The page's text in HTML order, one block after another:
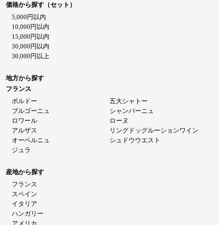
価格から探す（セット）
5,000円以内
10,000円以内
15,000円以内
30,000円以内
30,000円以上
地方から探す
フランス
ボルドー
五大シャトー
ブルゴーニュ
シャンパーニュ
ロワール
ローヌ
アルザス
リングドッグルーションワイン
オーベルニュ
シュドウウエスト
ジュラ
産地から探す
フランス
スペイン
イタリア
ハンガリー
アメリカ